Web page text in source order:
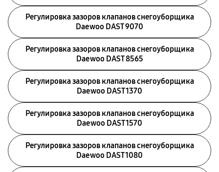
Регулировка зазоров клапанов снегоуборщика
Daewoo DAST 9070
Регулировка зазоров клапанов снегоуборщика
Daewoo DAST 8565
Регулировка зазоров клапанов снегоуборщика
Daewoo DAST 1370
Регулировка зазоров клапанов снегоуборщика
Daewoo DAST 1570
Регулировка зазоров клапанов снегоуборщика
Daewoo DAST 1080